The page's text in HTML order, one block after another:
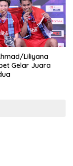
Liliyana
Gelar Juara